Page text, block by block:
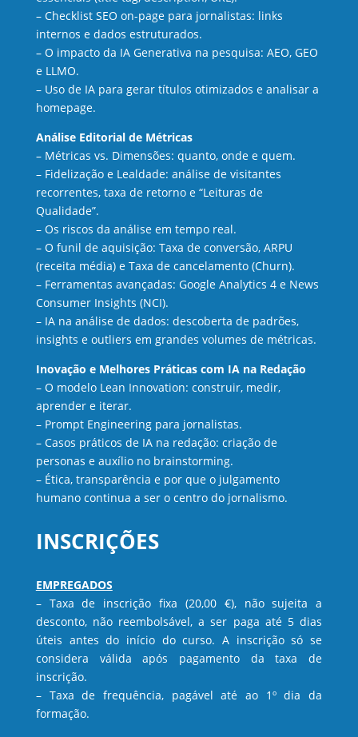
– Checklist SEO on-page para jornalistas: links
internos e dados estruturados.
– O impacto da IA Generativa na pesquisa: AEO, GEO
e LLMO.
– Uso de IA para gerar títulos otimizados e analisar a
homepage.
Análise Editorial de Métricas
– Métricas vs. Dimensões: quanto, onde e quem.
– Fidelização e Lealdade: análise de visitantes
recorrentes, taxa de retorno e “Leituras de
Qualidade”.
– Os riscos da análise em tempo real.
– O funil de aquisição: Taxa de conversão, ARPU
(receita média) e Taxa de cancelamento (Churn).
– Ferramentas avançadas: Google Analytics 4 e News
Consumer Insights (NCI).
– IA na análise de dados: descoberta de padrões,
insights e outliers em grandes volumes de métricas.
Inovação e Melhores Práticas com IA na Redação
– O modelo Lean Innovation: construir, medir,
aprender e iterar.
– Prompt Engineering para jornalistas.
– Casos práticos de IA na redação: criação de
personas e auxílio no brainstorming.
– Ética, transparência e por que o julgamento
humano continua a ser o centro do jornalismo.
INSCRIÇÕES
EMPREGADOS
– Taxa de inscrição fixa (20,00 €), não sujeita a
desconto, não reembolsável, a ser paga até 5 dias
úteis antes do início do curso. A inscrição só se
considera válida após pagamento da taxa de
inscrição.
– Taxa de frequência, pagável até ao 1º dia da
formação.